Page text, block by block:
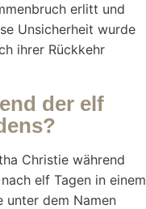
erlitt und
Unsicherheit wurde
ihrer Rückkehr
der elf
Christie während
elf Tagen in einem
dem Namen